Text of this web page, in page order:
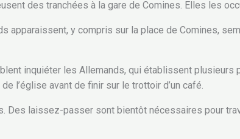
des tranchées à la gare de Comines. Elles les
apparaissent, y compris sur la place de Comines,
inquiéter les Allemands, qui établissent plusieurs
l’église avant de finir sur le trottoir d’un café.
Des laissez-passer sont bientôt nécessaires pour